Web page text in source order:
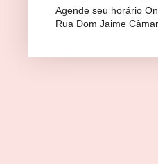
Agende seu horário
Rua Dom Jaime